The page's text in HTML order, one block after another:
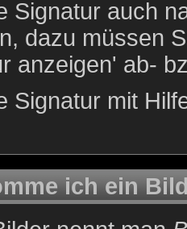
Signatur auch
dazu müssen
anzeigen' ab-
Signatur mit
ich ein